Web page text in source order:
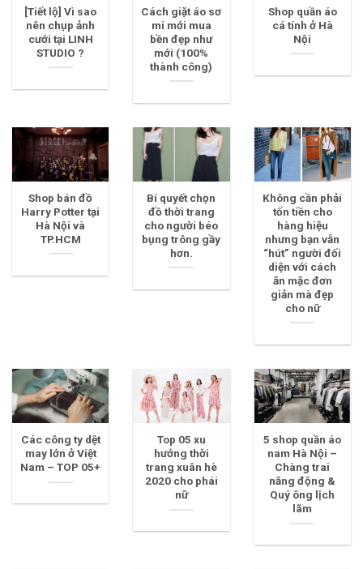
[Tiết lộ] Vì sao
nên chụp ảnh
cưới tại LINH
STUDIO ?
Cách giặt áo sơ
mi mới mua
bền đẹp như
mới (100%
thành công)
Shop quần áo
cá tính ở Hà
Nội
Shop bán đồ
Harry Potter tại
Hà Nội và
TP.HCM
Bí quyết chọn
đồ thời trang
cho người béo
bụng trông gầy
hơn.
Không cần phải
tốn tiền cho
hàng hiệu
nhưng bạn vẫn
“hút” người đối
diện với cách
ăn mặc đơn
giản mà đẹp
cho nữ
Các công ty dệt
may lớn ở Việt
Nam – TOP 05+
Top 05 xu
hướng thời
trang xuân hè
2020 cho phái
nữ
5 shop quần áo
nam Hà Nội –
Chàng trai
năng động &
Quý ông lịch
lãm